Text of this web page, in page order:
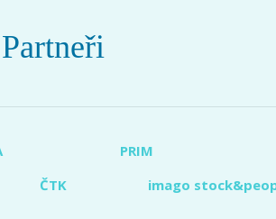
Partneři
PRIM
ČTK imago